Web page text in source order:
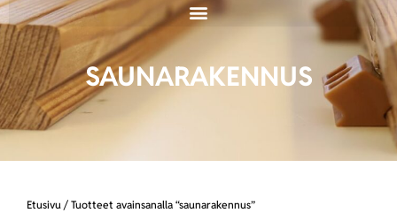
SAUNARAKENNUS
Etusivu / Tuotteet avainsanalla “saunarakennus”